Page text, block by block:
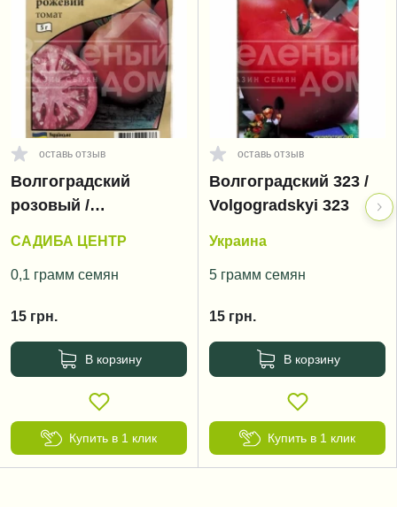
оставь отзыв
Волгоградский
розовый /
САДИБА ЦЕНТР
0,1 грамм семян
15 грн.
В корзину
Купить в 1 клик
оставь отзыв
Волгоградский 323 /
Volgogradskyi 323
Украина
5 грамм семян
15 грн.
В корзину
Купить в 1 клик